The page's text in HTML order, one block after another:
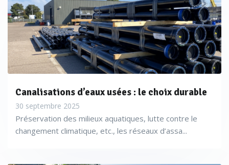
Canalisations d’eaux usées : le choix durable
30 septembre 2025
Préservation des milieux aquatiques, lutte contre le
changement climatique, etc., les réseaux d’assa...